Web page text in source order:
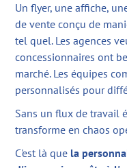
Un flyer, une affiche,
de vente conçu de
tel quel. Les agences
concessionnaires ont
marché. Les équipes
personnalisés pour
Sans un flux de travail
transforme en chaos
C'est là que la